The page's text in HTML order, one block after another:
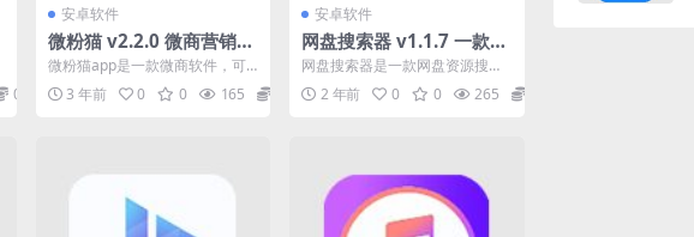
0
安卓软件
微粉猫 v2.2.0 微商营销工
具图片处理软件，解锁会
员版
微粉猫app是一款微商软件，可
以帮助大家制作各种微商图片，
如九宫格，批量水印等等...
3 年前 0 0 165
安卓软件
网盘搜索器 v1.1.7 一款网
盘资源搜索工具，解锁高
级版
网盘搜索器是一款网盘资源搜索
工具，支持搜索考研资料、国考
资料、电子书籍、精彩电影...
2 年前 0 0 265